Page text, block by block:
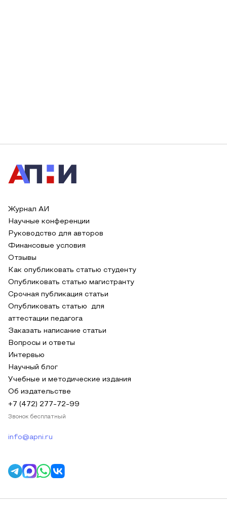
Журнал АИ
Научные конференции
Руководство для авторов
Финансовые условия
Отзывы
Как опубликовать статью студенту
Опубликовать статью магистранту
Срочная публикация статьи
Опубликовать статью для
аттестации педагога
Заказать написание статьи
Вопросы и ответы
Интервью
Научный блог
Учебные и методические издания
Об издательстве
+7 (472) 277-72-99
Звонок бесплатный
info@apni.ru